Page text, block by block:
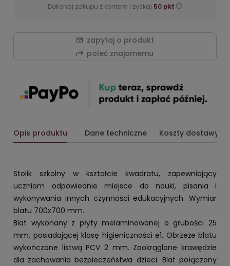
Dokonaj zakupu z kontem i zyskaj 50 pkt
zapytaj o produkt
poleć znajomemu
Opis produktu Dane techniczne Koszty dostawy
Stolik szkolny w kształcie kwadratu, zapewniający
uczniom odpowiednie miejsce do nauki, pisania i
wykonywania innych czynności edukacyjnych. Wymiar
blatu 700x700 mm.
Blat wykonany z płyty melaminowanej o grubości 25
mm, posiadającej klasę higieniczności e1. Obrzeże blatu
wykończone listwą PCV 2 mm. Zaokrąglone krawędzie
dla zachowania bezpieczeństwa dzieci. Blat połączony